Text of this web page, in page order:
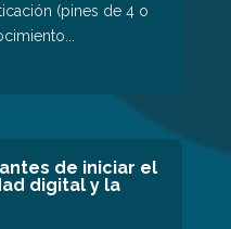
(pines de 4 o
de iniciar el
digital y la